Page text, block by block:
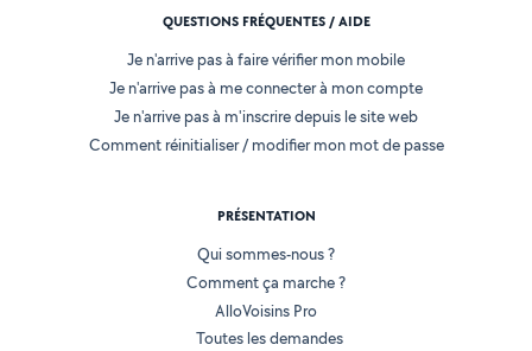
QUESTIONS FRÉQUENTES / AIDE
Je n'arrive pas à faire vérifier mon mobile
Je n'arrive pas à me connecter à mon compte
Je n'arrive pas à m'inscrire depuis le site web
Comment réinitialiser / modifier mon mot de passe
PRÉSENTATION
Qui sommes-nous ?
Comment ça marche ?
AlloVoisins Pro
Toutes les demandes